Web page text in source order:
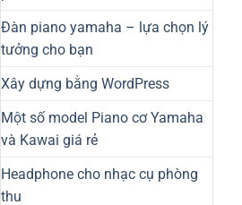
Đàn piano yamaha – lựa chọn lý
tưởng cho bạn
Xây dựng bằng WordPress
Một số model Piano cơ Yamaha
và Kawai giá rẻ
Headphone cho nhạc cụ phòng
thu